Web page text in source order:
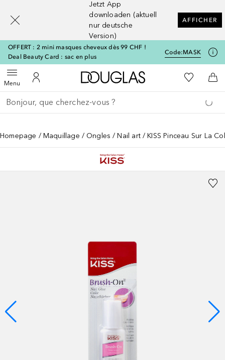
Jetzt App
downloaden (aktuell
nur deutsche
Version)
AFFICHER
OFFERT : 2 mini masques cheveux dès 99 CHF !
Deal Beauty Card : sac en plus
Code:MASK
MenuOuvrir le menuVers Mon Compte
Vers l'accueil Douglas
Vers Ma
Retourner
Exécuter la recherche
Homepage Maquillage Ongles Nail art KISS Pinceau Sur La
[navigation.slideout.screenreader]